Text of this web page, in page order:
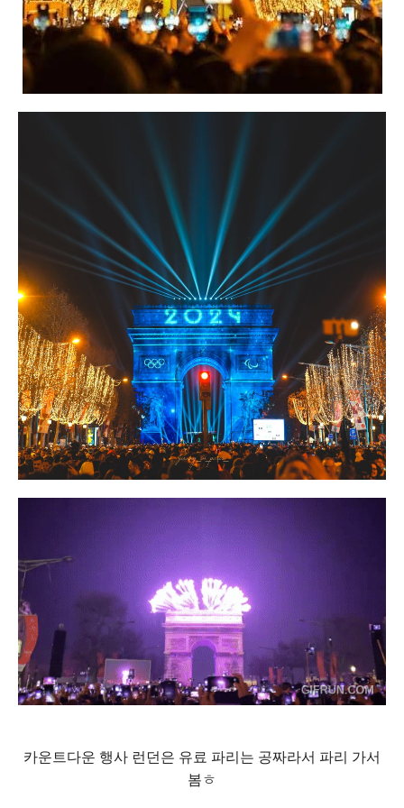
카운트다운 행사 런던은 유료 파리는 공짜라서 파리 가서
봄ㅎ